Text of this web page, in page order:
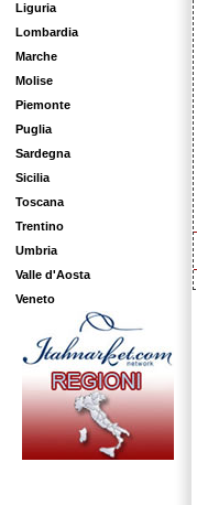
Liguria
Lombardia
Marche
Molise
Piemonte
Puglia
Sardegna
Sicilia
Toscana
Trentino
Umbria
Valle d'Aosta
Veneto